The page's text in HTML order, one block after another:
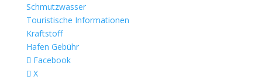
Schmutzwasser
Touristische Informationen
Kraftstoff
Hafen Gebühr
Facebook
X